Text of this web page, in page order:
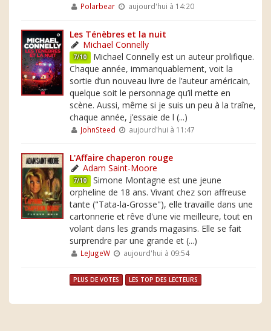
Polarbear aujourd'hui à 14:20
Les Ténèbres et la nuit
Michael Connelly
7/10 Michael Connelly est un auteur prolifique.
Chaque année, immanquablement, voit la
sortie d’un nouveau livre de l’auteur américain,
quelque soit le personnage qu’il mette en
scène. Aussi, même si je suis un peu à la traîne,
chaque année, j’essaie de l (...)
JohnSteed aujourd'hui à 11:47
L'Affaire chaperon rouge
Adam Saint-Moore
7/10 Simone Montagne est une jeune
orpheline de 18 ans. Vivant chez son affreuse
tante ("Tata-la-Grosse"), elle travaille dans une
cartonnerie et rêve d'une vie meilleure, tout en
volant dans les grands magasins. Elle se fait
surprendre par une grande et (...)
LeJugeW aujourd'hui à 09:54
PLUS DE VOTES LES TOP DES LECTEURS